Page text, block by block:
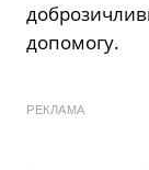
допомогу.
РЕКЛАМА